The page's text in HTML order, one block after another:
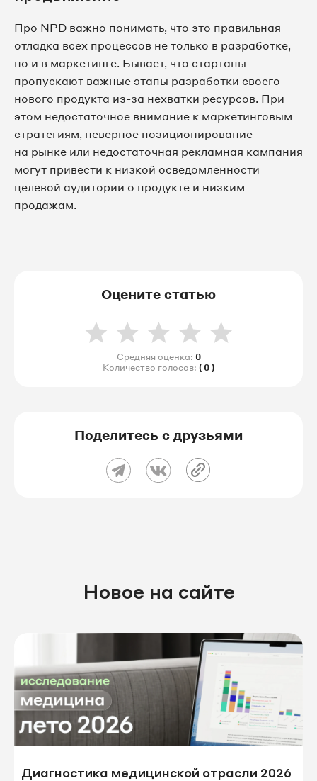
Про NPD важно понимать, что это правильная
отладка всех процессов не только в разработке,
но и в маркетинге. Бывает, что стартапы
пропускают важные этапы разработки своего
нового продукта из-за нехватки ресурсов. При
этом недостаточное внимание к маркетинговым
стратегиям, неверное позиционирование
на рынке или недостаточная рекламная кампания
могут привести к низкой осведомленности
целевой аудитории о продукте и низким
продажам.
Оцените статью
Средняя оценка: 0
Количество голосов: ( 0 )
Поделитесь с друзьями
Новое на сайте
Диагностика медицинской отрасли 2026